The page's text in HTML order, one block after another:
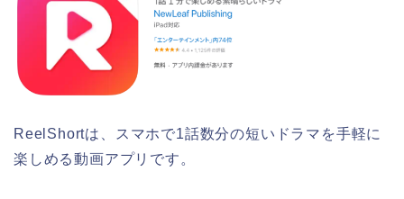
ReelShortは、スマホで1話数分の短いドラマを手軽に
楽しめる動画アプリです。